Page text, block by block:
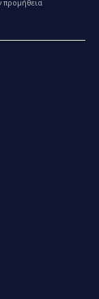
προμήθεια